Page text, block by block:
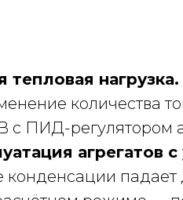
тепловая нагрузка.
количества
с ПИД-регулятором
агрегатов
конденсации